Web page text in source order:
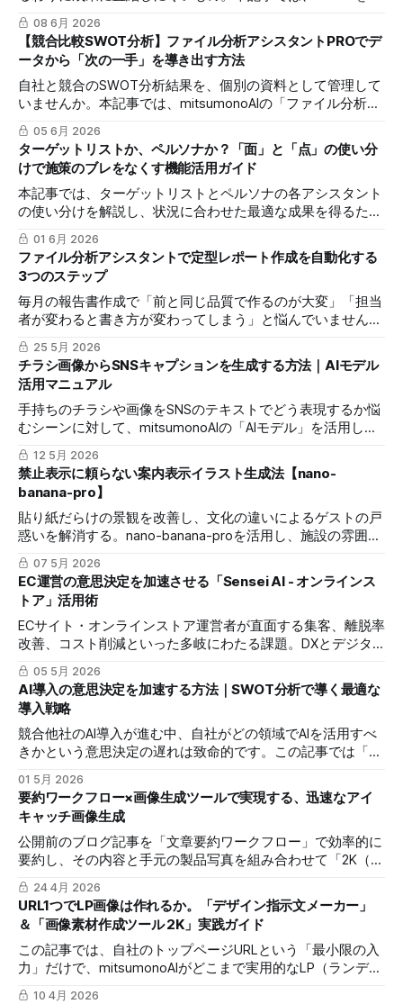
用した「比較表」の作成方法を解説し、自社の強みを可視化
して営業資料の差別化につなげる具体的な手順をご紹介しま
す。
08 6月 2026
【競合比較SWOT分析】ファイル分析アシスタントPROでデ
ータから「次の一手」を導き出す方法
自社と競合のSWOT分析結果を、個別の資料として管理して
いませんか。本記事では、mitsumonoAIの「ファイル分析ア
シスタントPRO」機能を使い、複数の分析データを統合・比
較し、具体的な事業戦略やアクションプランを導き出す実践
的な方法を3つのステップで解説します。
05 6月 2026
ターゲットリストか、ペルソナか？「面」と「点」の使い分
けで施策のブレをなくす機能活用ガイド
本記事では、ターゲットリストとペルソナの各アシスタント
の使い分けを解説し、状況に合わせた最適な成果を得るため
の判断基準と具体的な活用シーンをご紹介します。
01 6月 2026
ファイル分析アシスタントで定型レポート作成を自動化する
3つのステップ
毎月の報告書作成で「前と同じ品質で作るのが大変」「担当
者が変わると書き方が変わってしまう」と悩んでいません
か？本記事では、過去のPDFや画像からAIが「書き方のルー
ル」を抜き出し、誰でも短時間で同じ品質のレポートを作れ
るようにする方法を解説します。
25 5月 2026
チラシ画像からSNSキャプションを生成する方法｜AIモデル
活用マニュアル
手持ちのチラシや画像をSNSのテキストでどう表現するか悩
むシーンに対して、mitsumonoAIの「AIモデル」を活用した
キャプション生成プロセスを解説。画像から情景を読み取
り、ターゲットの感情を動かすエモーショナルな投稿文を効
率的に作成する手順を紹介します。
12 5月 2026
禁止表示に頼らない案内表示イラスト生成法【nano-
banana-pro】
貼り紙だらけの景観を改善し、文化の違いによるゲストの戸
惑いを解消する。nano-banana-proを活用し、施設の雰囲気
に馴染む「伝わるイメージイラスト」を作成するための実践
ガイドです。
07 5月 2026
EC運営の意思決定を加速させる「Sensei AI - オンラインス
トア」活用術
ECサイト・オンラインストア運営者が直面する集客、離脱率
改善、コスト削減といった多岐にわたる課題。DXとデジタ
ルマーケティングの専門知識を備えた「Sensei AI」を24時
間体制のコンサルタントとして活用し、データに基づいた迅
速な意思決定を実現する方法を解説します。
05 5月 2026
AI導入の意思決定を加速する方法｜SWOT分析で導く最適な
導入戦略
競合他社のAI導入が進む中、自社がどの領域でAIを活用すべ
きかという意思決定の遅れは致命的です。この記事では「自
らAI活用の優先順位を明確にする具体的なステップを解説し
ます。
01 5月 2026
要約ワークフロー×画像生成ツールで実現する、迅速なアイ
キャッチ画像生成
公開前のブログ記事を「文章要約ワークフロー」で効率的に
要約し、その内容と手元の製品写真を組み合わせて「2K（画
像生成）」機能で高品質なアイキャッチ画像を制作するプロ
セスを、ジャムの紹介記事を例に解説します。
24 4月 2026
URL1つでLP画像は作れるか。「デザイン指示文メーカー」
＆「画像素材作成ツール 2K」実践ガイド
この記事では、自社のトップページURLという「最小限の入
力」だけで、mitsumonoAIがどこまで実用的なLP（ランディ
ングページ）用画像を作成できるかを検証・解説します。
10 4月 2026